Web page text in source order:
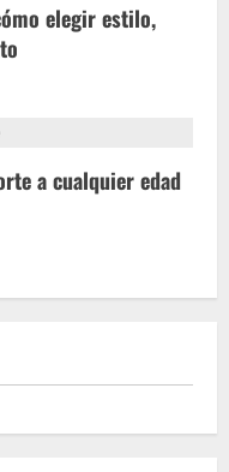
elegir estilo,
a cualquier edad